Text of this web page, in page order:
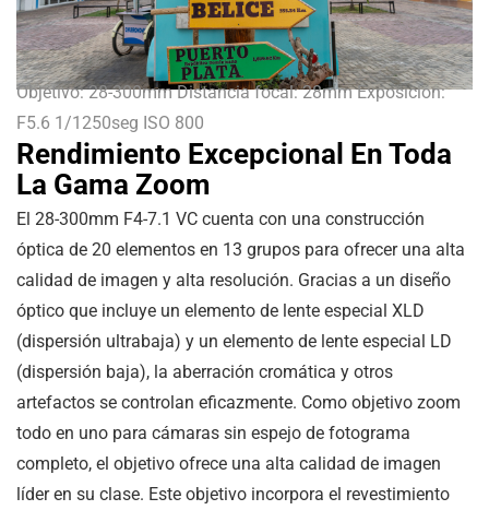
Rendimiento Excepcional En Toda
La Gama Zoom
El 28-300mm F4-7.1 VC cuenta con una construcción
óptica de 20 elementos en 13 grupos para ofrecer una alta
calidad de imagen y alta resolución. Gracias a un diseño
óptico que incluye un elemento de lente especial XLD
(dispersión ultrabaja) y un elemento de lente especial LD
(dispersión baja), la aberración cromática y otros
artefactos se controlan eficazmente. Como objetivo zoom
todo en uno para cámaras sin espejo de fotograma
completo, el objetivo ofrece una alta calidad de imagen
líder en su clase. Este objetivo incorpora el revestimiento
Objetivo: 28-300mm Distancia focal: 28mm Exposición:
F5.6 1/1250seg ISO 800